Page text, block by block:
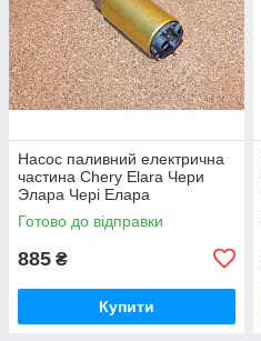
Насос паливний електрична
частина Chery Elara Чери
Элара Чері Елара
Готово до відправки
885 ₴
Купити